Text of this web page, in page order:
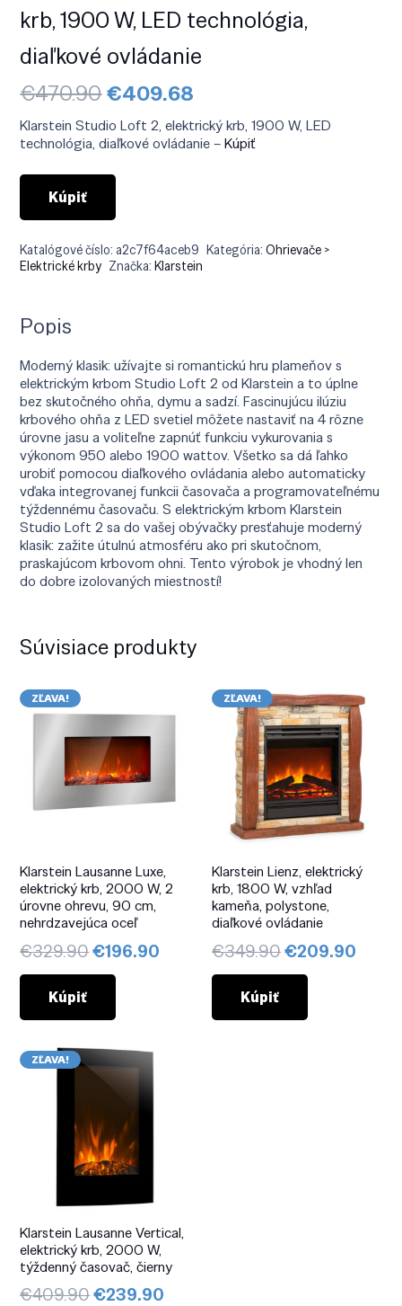
krb, 1900 W, LED technológia,
diaľkové ovládanie
€470.90Pôvodná
cena
bola:
€470.90.
€409.68
je:
€409.68.
Klarstein Studio Loft 2, elektrický krb, 1900 W, LED
technológia, diaľkové ovládanie –Kúpiť
Kúpiť
Katalógové číslo: a2c7f64aceb9 Kategória:Ohrievače >
Elektrické krby Značka:Klarstein
Popis
Moderný klasik: užívajte si romantickú hru plameňov s
elektrickým krbom Studio Loft 2 od Klarstein a to úplne
bez skutočného ohňa, dymu a sadzí. Fascinujúcu ilúziu
krbového ohňa z LED svetiel môžete nastaviť na 4 rôzne
úrovne jasu a voliteľne zapnúť funkciu vykurovania s
výkonom 950 alebo 1900 wattov. Všetko sa dá ľahko
urobiť pomocou diaľkového ovládania alebo automaticky
vďaka integrovanej funkcii časovača a programovateľnému
týždennému časovaču. S elektrickým krbom Klarstein
Studio Loft 2 sa do vašej obývačky presťahuje moderný
klasik: zažite útulnú atmosféru ako pri skutočnom,
praskajúcom krbovom ohni. Tento výrobok je vhodný len
do dobre izolovaných miestností!
Súvisiace produkty
ZĽAVA!
Klarstein Lausanne Luxe,
elektrický krb, 2000 W, 2
úrovne ohrevu, 90 cm,
nehrdzavejúca oceľ
€329.90Pôvodná
cena
€329.90.
€196.90 Aktuálna
€196.90.
Kúpiť
ZĽAVA!
Klarstein Lienz, elektrický
krb, 1800 W, vzhľad
kameňa, polystone,
diaľkové ovládanie
€349.90Pôvodná
cena
€349.90.
€209.90
Kúpiť
ZĽAVA!
Klarstein Lausanne Vertical,
elektrický krb, 2000 W,
týždenný časovač, čierny
€409.90Pôvodná
€239.90